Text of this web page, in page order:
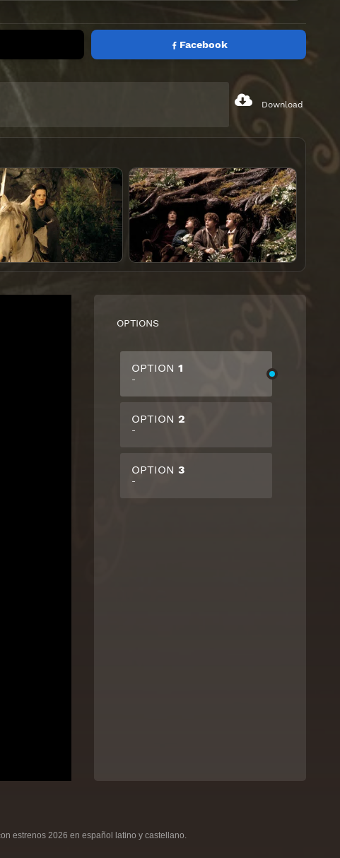
Facebook
Download
OPTIONS
OPTION 1
-
OPTION 2
-
OPTION 3
-
estrenos 2026 en español latino y castellano.